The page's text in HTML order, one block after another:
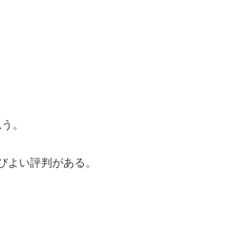
。
い評判がある。